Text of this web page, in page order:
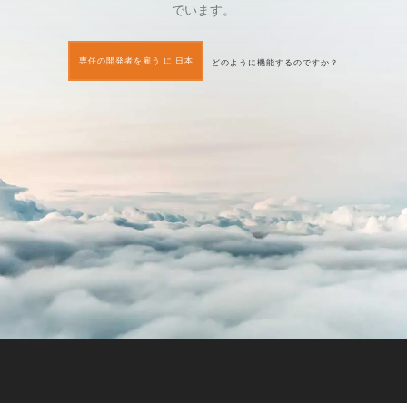
でいます。
専任の開発者を雇う に 日本 どのように機能するのですか？